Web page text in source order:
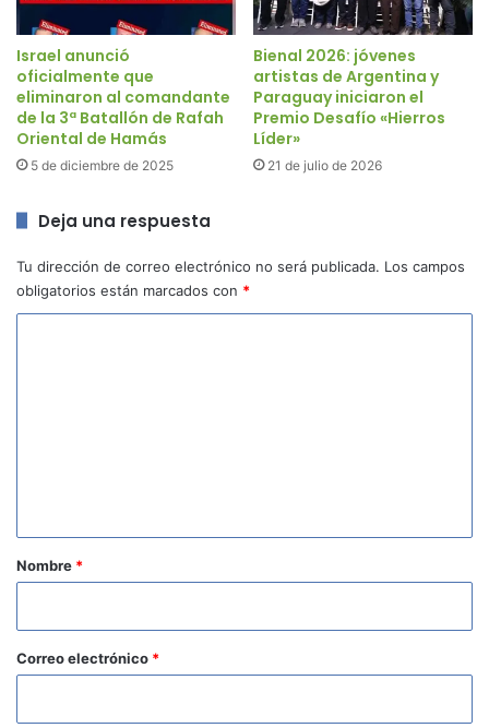
Israel anunció
oficialmente que
eliminaron al comandante
de la 3ª Batallón de Rafah
Oriental de Hamás
5 de diciembre de 2025
Bienal 2026: jóvenes
artistas de Argentina y
Paraguay iniciaron el
Premio Desafío «Hierros
Líder»
21 de julio de 2026
Deja una respuesta
Tu dirección de correo electrónico no será publicada. Los campos
obligatorios están marcados con *
r
*
Nombre *
Correo electrónico *